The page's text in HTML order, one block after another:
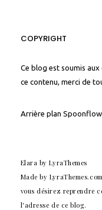
COPYRIGHT
Ce blog est soumis
ce contenu, merci de
Arrière plan
Elara by LyraThemes
Made by LyraThemes.com
vous désirez reprendre
l'adresse de ce blog.